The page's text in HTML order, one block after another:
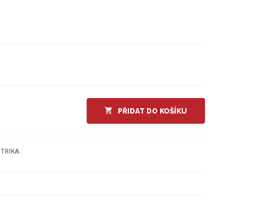
PŘIDAT DO KOŠÍKU
TRIKA